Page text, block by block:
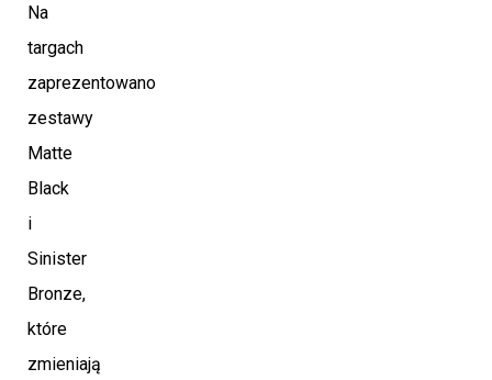
Na
targach
zaprezentowano
zestawy
Matte
Black
i
Sinister
Bronze,
które
zmieniają